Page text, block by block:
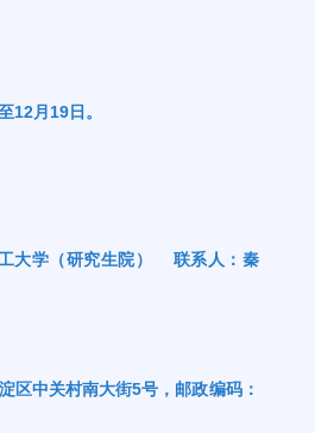
12月 19日。
大学（研究生院） 联系人：秦
区中关村南大街5号，邮政编码：